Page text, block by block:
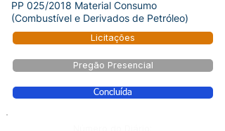
PP 025/2018 Material Consumo
(Combustível e Derivados de Petróleo)
Licitações
Pregão Presencial
Concluída